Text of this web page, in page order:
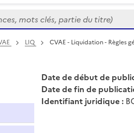
mots clés, partie du titre)
LIQ CVAE - Liquidation - Règles
Date de début de
Date de fin de
Identifiant juridique :